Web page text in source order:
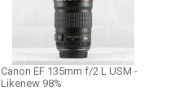
Canon EF 135mm f/2 L USM -
Likenew 98%